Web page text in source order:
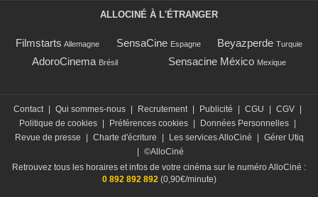
ALLOCINÉ À L'ÉTRANGER
Filmstarts Allemagne SensaCine Espagne Beyazperde Turquie
AdoroCinema Brésil Sensacine México Mexique
Contact | Qui sommes-nous | Recrutement | Publicité | CGU | CGV |
Politique de cookies | Préférences cookies | Données Personnelles |
Revue de presse
| Charte d'écriture | Les services AlloCiné | Gérer Utiq
| ©AlloCiné
Retrouvez tous les horaires et infos de votre cinéma sur le numéro AlloCiné :
0 892 892 892(0,90€/minute)